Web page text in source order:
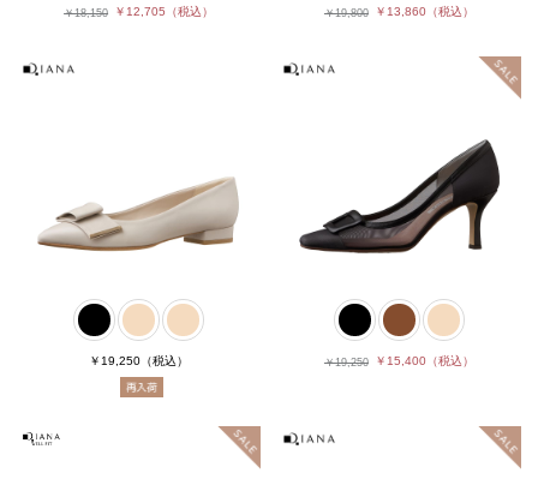
￥18,150 ￥12,705 （税込） ￥19,800 ￥13,860（税込）
￥19,250 （税込） ￥19,250 ￥15,400（税込）